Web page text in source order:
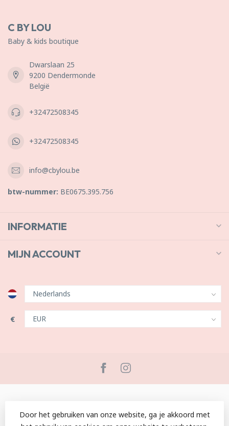
C BY LOU
Baby & kids boutique
Dwarslaan 25
9200 Dendermonde
België
+32472508345
+32472508345
info@cbylou.be
btw-nummer: BE0675.395.756
INFORMATIE
MIJN ACCOUNT
€
Door het gebruiken van onze website, ga je akkoord met